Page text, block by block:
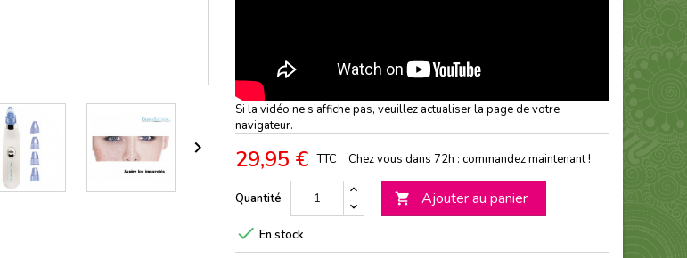

Si la vidéo ne s’affiche pas, veuillez actualiser la page de votre
navigateur.
29,95 € TTC Chez vous dans 72h : commandez maintenant !
Quantité  Ajouter au panier
 En stock